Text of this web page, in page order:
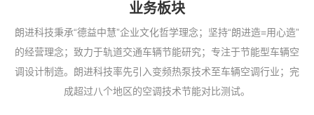
业务板块
朗进科技秉承“德益中慧”企业文化哲学理念；坚持“朗进造=用心造”
的经营理念；致力于轨道交通车辆节能研究；专注于节能型车辆空
调设计制造。朗进科技率先引入变频热泵技术至车辆空调行业；完
成超过八个地区的空调技术节能对比测试。